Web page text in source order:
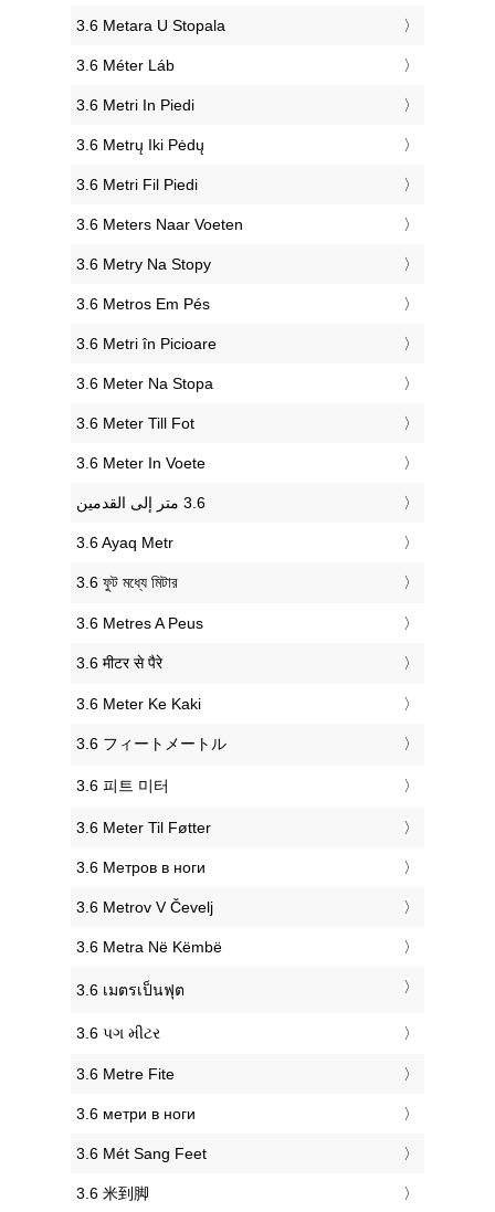
‎3.6 Metara U Stopala
‎3.6 Méter Láb
‎3.6 Metri In Piedi
‎3.6 Metrų Iki Pėdų
‎3.6 Metri Fil Piedi
‎3.6 Meters Naar Voeten
‎3.6 Metry Na Stopy
‎3.6 Metros Em Pés
‎3.6 Metri în Picioare
‎3.6 Meter Na Stopa
‎3.6 Meter Till Fot
‎3.6 Meter In Voete
‎3.6 Ayaq Metr
‎3.6 ফুট মধ্যে মিটার
‎3.6 Metres A Peus
‎3.6 मीटर से पैरे
‎3.6 Meter Ke Kaki
‎3.6 フィートメートル
‎3.6 피트 미터
‎3.6 Meter Til Føtter
‎3.6 Метров в ноги
‎3.6 Metrov V Čevelj
‎3.6 Metra Në Këmbë
‎3.6 เมตรเป็นฟุต
‎3.6 પગ મીટર
‎3.6 Metre Fite
‎3.6 метри в ноги
‎3.6 Mét Sang Feet
‎3.6 米到脚